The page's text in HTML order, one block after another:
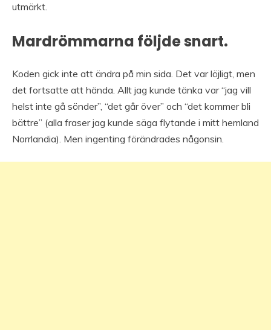
utmärkt.
Mardrömmarna följde snart.
Koden gick inte att ändra på min sida. Det var löjligt, men
det fortsatte att hända. Allt jag kunde tänka var “jag vill
helst inte gå sönder”, “det går över” och “det kommer bli
bättre” (alla fraser jag kunde säga flytande i mitt hemland
Norrlandia). Men ingenting förändrades någonsin.